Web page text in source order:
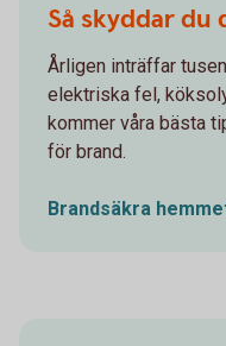
Så skyddar du
Årligen inträffar
elektriska fel,
kommer våra bästa
för brand.
Brandsäkra